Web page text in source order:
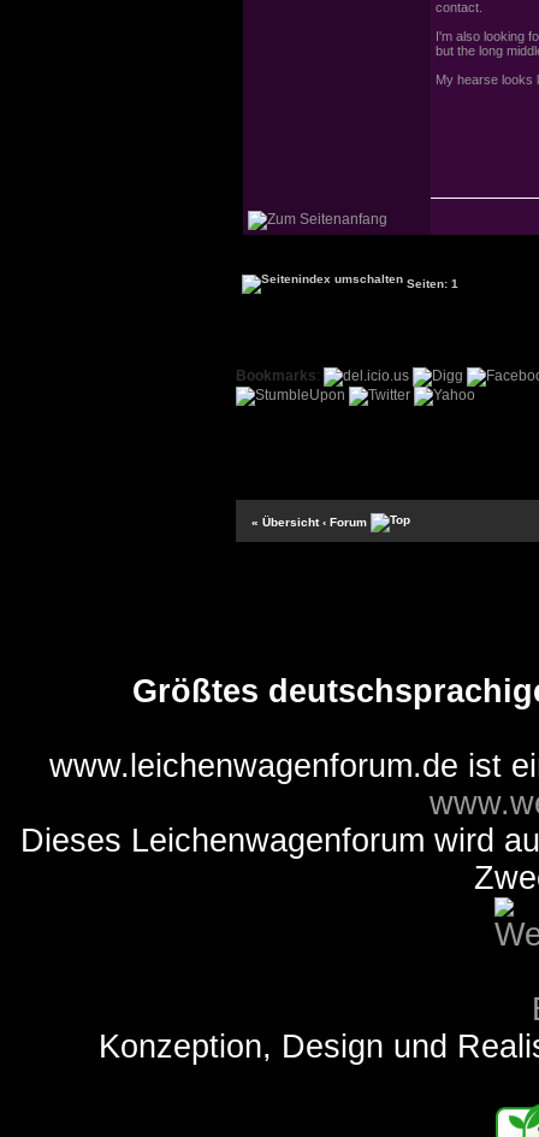
contact.
I'm also looking
but the long
My hearse looks
Seiten: 1
Bookmarks:
« Übersicht ‹ Forum
Größtes
www.leichenwagenforum.de ist
Dieses Leichenwagenforum wird
Konzeption, Design und